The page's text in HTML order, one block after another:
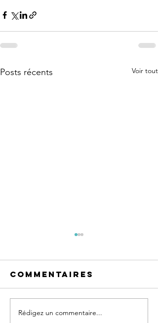
Posts récents Voir tout
Résister aux
Commentaires
Rédigez un commentaire...